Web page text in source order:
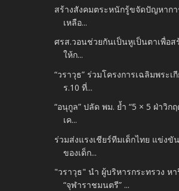
สร้างสังคมตระหนักรู้ขจัดปัญหาก
เหลือ...
ศรส.วอนช่วยกันเป็นหูเป็นตาเพื่อส
ให้ก...
“วราวุธ” ร่วมโครงการเฉลิมพระเ
ร.10 ที่...
“อนุกูล” ปลัด พม. ย้ำ “5 × 5 ฝ่าวิก
เค...
ร่วมส่งแรงเชียร์ทีมเด็กไทย แข่ง
ของเด็ก...
"วราวุธ" นำ ผู้บริหารกระทรวง หา
“จุฬาราชมนตรี” ...